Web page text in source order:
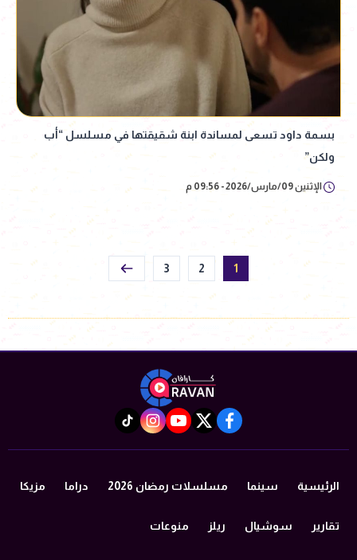
بسمة داود تسعى لمساندة ابنة شقيقتها في مسلسل “أب
ولكن”
الإثنين 09/مارس/2026 - 09:56 م
1
2
3
facebook
twitter
youtube
instagram
tiktok
الرئيسية سينما مسلسلات رمضان 2026 دراما مزيكا
تقارير سوشيال ريلز منوعات